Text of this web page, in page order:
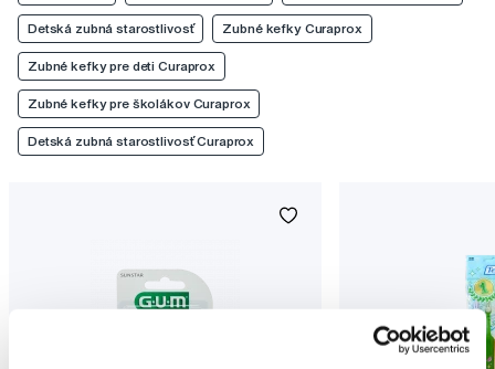
Detská zubná starostlivosť Zubné kefky Curaprox
Zubné kefky pre deti Curaprox
Zubné kefky pre školákov Curaprox
Detská zubná starostlivosť Curaprox